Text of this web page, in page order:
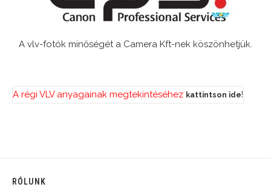
A vlv-fotók minőségét a Camera Kft-nek köszönhetjük.
A régi VLV anyagainak megtekintéséhez kattintson ide!
RÓLUNK